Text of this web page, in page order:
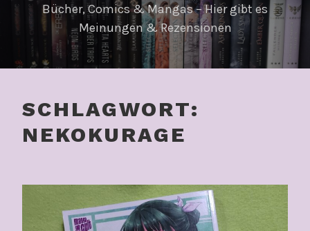
Bücher, Comics & Mangas – Hier gibt es
Meinungen & Rezensionen
SCHLAGWORT:
NEKOKURAGE